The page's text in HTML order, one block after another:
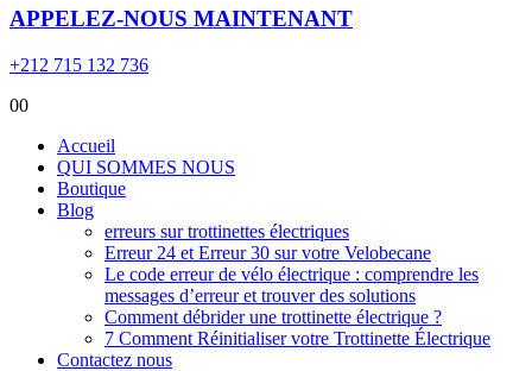
APPELEZ-NOUS MAINTENANT
+212 715 132 736
00
Accueil
QUI SOMMES NOUS
Boutique
Blog
erreurs sur trottinettes électriques
Erreur 24 et Erreur 30 sur votre Velobecane
Le code erreur de vélo électrique : comprendre les
messages d’erreur et trouver des solutions
Comment débrider une trottinette électrique ?
7 Comment Réinitialiser votre Trottinette Électrique
Contactez nous